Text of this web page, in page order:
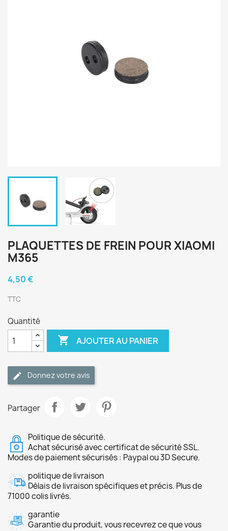
PLAQUETTES DE FREIN POUR XIAOMI
M365
4,50 €
TTC
Quantité
 AJOUTER AU PANIER
Donnez votre avis
Partager
Politique de sécurité.
Achat sécurisé avec certificat de sécurité SSL.
Modes de paiement sécurisés : Paypal ou 3D Secure.
politique de livraison
Délais de livraison spécifiques et précis. Plus de
71000 colis livrés.
garantie
Garantie du produit, vous recevrez ce que vous